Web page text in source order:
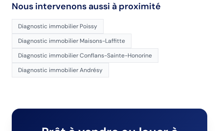
Nous intervenons aussi à proximité
Diagnostic immobilier Poissy
Diagnostic immobilier Maisons-Laffitte
Diagnostic immobilierConflans-Sainte-Honorine
Diagnostic immobilierAndrésy